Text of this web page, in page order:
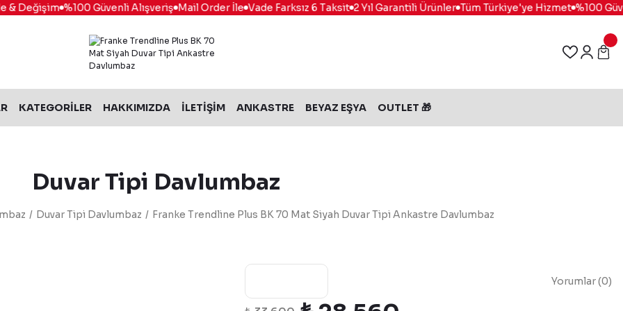
Değişim %100 Güvenli Alışveriş Mail Order İle Vade Farksız 6 Taksit 2 Yıl Garantili Ürünler Tüm Türkiye'ye Hizmet %100
KATEGORİLER HAKKIMIZDA İLETİŞİM ANKASTRE BEYAZ EŞYA OUTLET 🎁
Duvar Tipi Davlumbaz
Duvar Tipi Davlumbaz Franke Trendline Plus BK 70 Mat Siyah Duvar Tipi Ankastre Davlumbaz
Yorumlar (0)